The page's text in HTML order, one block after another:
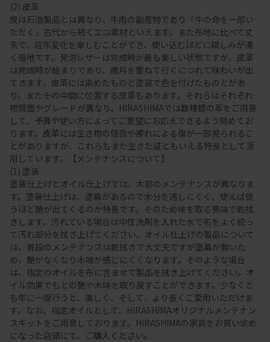
(2) 皮革
皮は石油製品とは異なり、牛肉の副産物であり「牛の命を一部い
ただく」古代から続くエコ素材といえます。また布地に比べて丈
夫で、経年変化を楽しむことができ、使い込むほどに親しみが湧
く張地です。発泡レザーは完成時が最も美しい状態ですが、皮革
は完成時が始まりであり、歳月を重ねて行くにつれて味わいが出
てきます。皮革には染めたものと塗装で色を付けたものとがあ
り、またその中間に位置する皮革もあります。それらはそれぞれ
物質面やグレードが異なり、HIRASHIMAでは数種類の革をご用意
して、予算や使い方によってご要望にお応えできるよう努めてお
ります。皮革には生き物の怪我や擦れによる傷が一部見られるこ
とがありますが、これらもまた生きた証ともいえる特長として活
用しています。【メンテナンスについて】
(1) 塗装
塗装仕上げとオイル仕上げでは、木部のメンテナンスが異なりま
す。塗装仕上げは、塗幕があるので水分を透しにくく、使えば使
うほど艶が出てくるのが特長です。そのため埃を取る意味で乾拭
きします。汚れている場合は中性洗剤を入れた水で布をよく絞っ
て汚れ部分を拭き上げてください。オイル仕上げの製品について
は、普段のメンテナンスは乾拭きで大丈夫ですが塗幕が無いた
め、艶がなくなり木味が感じにくくなります。そのような場合
は、指定のオイルを布に含ませて製品を拭き上げてください。オ
イル効果でもとの艶や木味を取り戻すことができます。少なくと
も年に一度行うと、美しく、そして、より長くご愛用いただけま
す。なお、指定オイルとして、HIRASHIMAオリジナルメンテナン
スキットをご用意しております。HIRASHIMAの家具をお買い求め
になった店頭にて、ご購入ください。